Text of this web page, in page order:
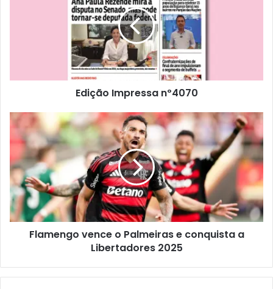
Edição Impressa nº4070
Flamengo vence o Palmeiras e conquista a
Libertadores 2025